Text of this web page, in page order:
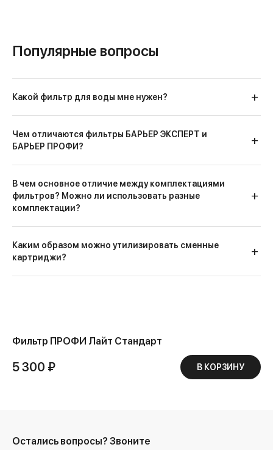
Популярные вопросы
Какой фильтр для воды мне нужен?
Чем отличаются фильтры БАРЬЕР ЭКСПЕРТ и
БАРЬЕР ПРОФИ?
В чем основное отличие между комплектациями
фильтров? Можно ли использовать разные
комплектации?
Каким образом можно утилизировать сменные
картриджи?
Фильтр ПРОФИ Лайт Стандарт
5 300 ₽ В КОРЗИНУ
Остались вопросы? Звоните